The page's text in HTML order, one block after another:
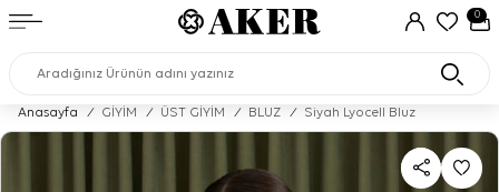
0
Anasayfa / GİYİM / ÜST GİYİM / BLUZ / Siyah Lyocell Bluz